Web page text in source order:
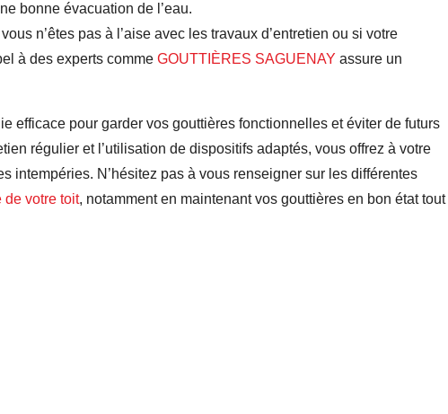
bonne évacuation de l’eau.
n’êtes pas à l’aise avec les travaux d’entretien ou si votre
à des experts comme GOUTTIÈRES SAGUENAY assure un
efficace pour garder vos gouttières fonctionnelles et éviter de futurs
régulier et l’utilisation de dispositifs adaptés, vous offrez à votre
intempéries. N’hésitez pas à vous renseigner sur les différentes
de votre toit, notamment en maintenant vos gouttières en bon état tout